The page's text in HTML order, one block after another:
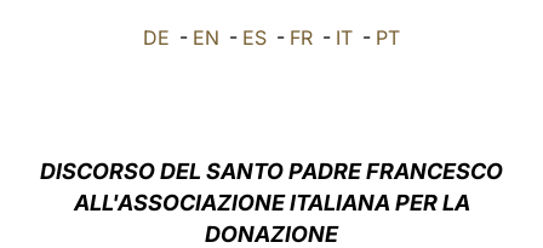
العربيّة DE - EN - ES - FR - IT - PT
DISCORSO DEL SANTO PADRE FRANCESCO
ALL'ASSOCIAZIONE ITALIANA PER LA
DONAZIONE